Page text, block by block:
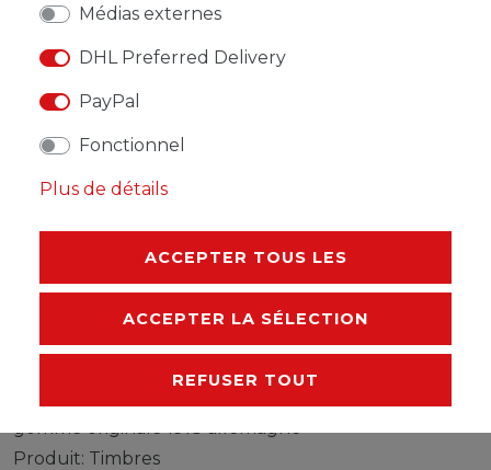
DESCRIPTION
AUTRES DÉTAILS
RESPONSABLE DE L'UE
Produit: Timbres
Médias externes
DHL Preferred Delivery
PayPal
Fonctionnel
Plus de détails
ACCEPTER TOUS LES
ACCEPTER LA SÉLECTION
REFUSER TOUT